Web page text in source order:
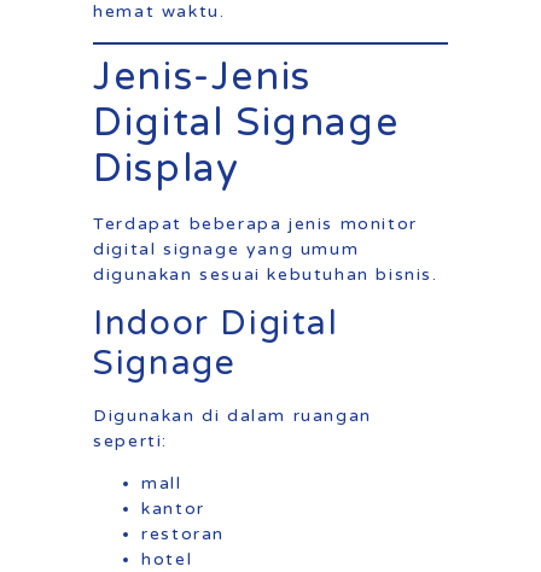
hemat waktu.
Jenis-Jenis
Digital Signage
Display
Terdapat beberapa jenis monitor
digital signage yang umum
digunakan sesuai kebutuhan bisnis.
Indoor Digital
Signage
Digunakan di dalam ruangan
seperti:
mall
kantor
restoran
hotel